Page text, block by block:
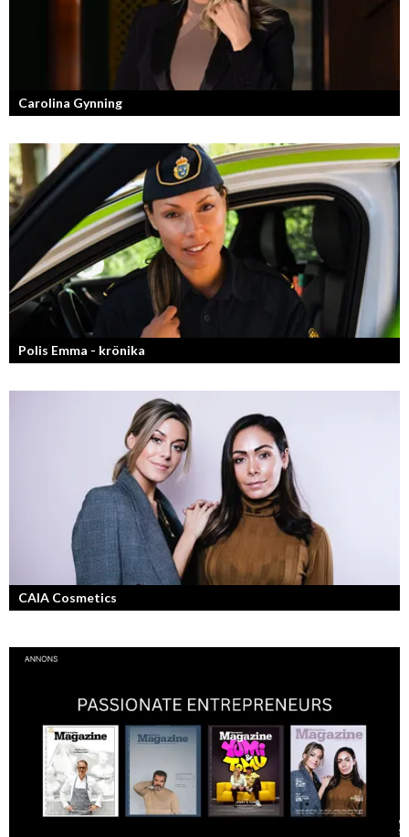
Carolina Gynning
Under ytan av en passionerad och strukturerad entreprenör.
Polis Emma - krönika
Kan jag snälla få prata med dig igen, för du va så bra att prata med.
CAIA Cosmetics
Skönhet är bra självkänsla och ett vackert leende enligt grundarna av